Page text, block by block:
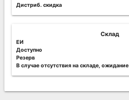
Дистриб. скидка
Склад
ЕИ
Доступно
Резерв
В случае отсутствия на складе, ожидание